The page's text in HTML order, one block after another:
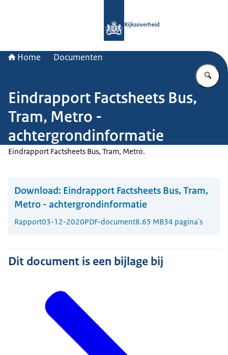
Rijksoverheid
Home Documenten
Eindrapport Factsheets Bus,
Tram, Metro -
achtergrondinformatie
Eindrapport Factsheets Bus, Tram, Metro.
Download: Eindrapport Factsheets Bus, Tram,
Metro - achtergrondinformatie
Rapport03-12-2020PDF-document8.65 MB34 pagina's
Dit document is een bijlage bij